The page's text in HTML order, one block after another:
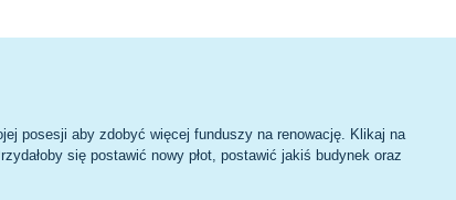
posesji aby zdobyć więcej funduszy na renowację. Klikaj na
się postawić nowy płot, postawić jakiś budynek oraz